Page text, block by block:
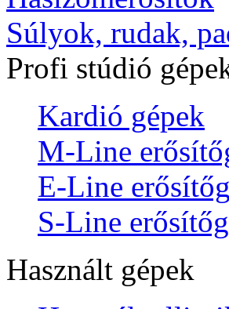
Súlyok, rudak,
Profi stúdió
Kardió gépek
M-Line
E-Line
S-Line
Használt gépek